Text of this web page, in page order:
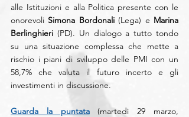
alle Istituzioni e alla Politica presente con le
onorevoli Simona Bordonali (Lega) e Marina
Berlinghieri (PD). Un dialogo a tutto tondo
su una situazione complessa che mette a
rischio i piani di sviluppo delle PMI con un
58,7% che valuta il futuro incerto e gli
investimenti in discussione.
Guarda la puntata (martedì 29 marzo,